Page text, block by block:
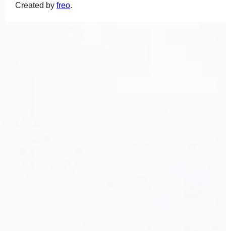
Created by freo.